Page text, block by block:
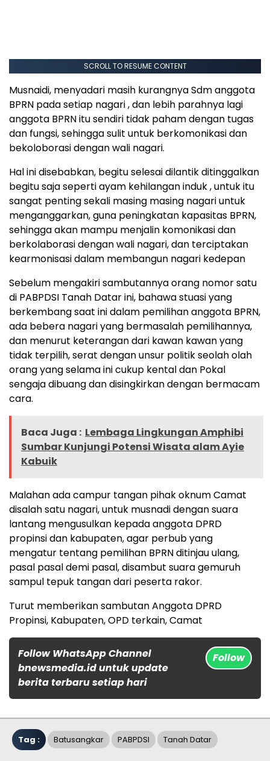
SCROLL TO RESUME CONTENT
Musnaidi, menyadari masih kurangnya Sdm anggota
BPRN pada setiap nagari , dan lebih parahnya lagi
anggota BPRN itu sendiri tidak paham dengan tugas
dan fungsi, sehingga sulit untuk berkomonikasi dan
bekoloborasi dengan wali nagari.
Hal ini disebabkan, begitu selesai dilantik ditinggalkan
begitu saja seperti ayam kehilangan induk , untuk itu
sangat penting sekali masing masing nagari untuk
menganggarkan, guna peningkatan kapasitas BPRN,
sehingga akan mampu menjalin komonikasi dan
berkolaborasi dengan wali nagari, dan terciptakan
kearmonisasi dalam membangun nagari kedepan
Sebelum mengakiri sambutannya orang nomor satu
di PABPDSI Tanah Datar ini, bahawa stuasi yang
berkembang saat ini dalam pemilihan anggota BPRN,
ada bebera nagari yang bermasalah pemilihannya,
dan menurut keterangan dari kawan kawan yang
tidak terpilih, serat dengan unsur politik seolah olah
orang yang selama ini cukup kental dan Pokal
sengaja dibuang dan disingkirkan dengan bermacam
cara.
Baca Juga : Lembaga Lingkungan Amphibi
Sumbar Kunjungi Potensi Wisata alam Ayie
Kabuik
Malahan ada campur tangan pihak oknum Camat
disalah satu nagari, untuk musnadi dengan suara
lantang mengusulkan kepada anggota DPRD
propinsi dan kabupaten, agar perbub yang
mengatur tentang pemilihan BPRN ditinjau ulang,
pasal pasal demi pasal, disambut suara gemuruh
sampul tepuk tangan dari peserta rakor.
Turut memberikan sambutan Anggota DPRD
Propinsi, Kabupaten, OPD terkain, Camat
Follow WhatsApp Channel
bnewsmedia.id untuk update
berita terbaru setiap hari
Follow
Tag : Batusangkar PABPDSI Tanah Datar